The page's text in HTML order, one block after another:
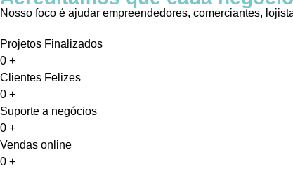
Nosso foco é ajudar empreendedores, comerciantes,
Projetos Finalizados
0 +
Clientes Felizes
0 +
Suporte a negócios
0 +
Vendas online
0 +